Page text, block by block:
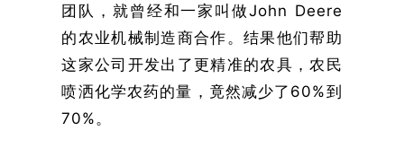
团队，就曾经和一家叫做John Deere
的农业机械制造商合作。结果他们帮助
这家公司开发出了更精准的农具，农民
喷洒化学农药的量，竟然减少了60%到
70%。